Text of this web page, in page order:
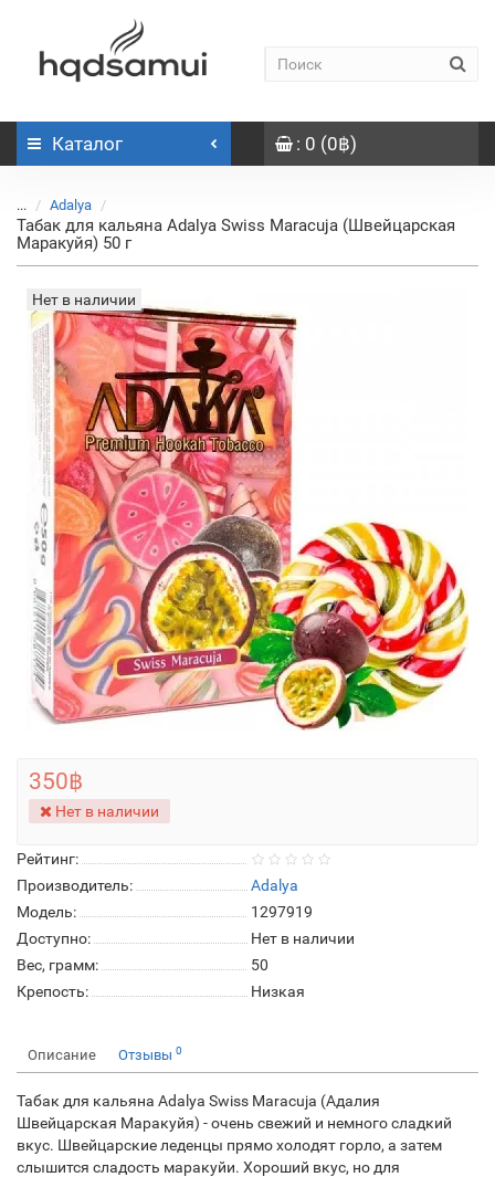
Каталог : 0 (0฿)
... Adalya
Табак для кальяна Adalya Swiss Maracuja (Швейцарская
Маракуйя) 50 г
Нет в наличии
Рейтинг:
Производитель:
Adalya
Модель:
1297919
Доступно:
Нет в наличии
Вес, грамм:
50
Крепость:
Низкая
350฿
Нет в наличии
Описание Отзывы 0
Табак для кальяна Adalya Swiss Maracuja (Адалия
Швейцарская Маракуйя) - очень свежий и немного сладкий
вкус. Швейцарские леденцы прямо холодят горло, а затем
слышится сладость маракуйи. Хороший вкус, но для